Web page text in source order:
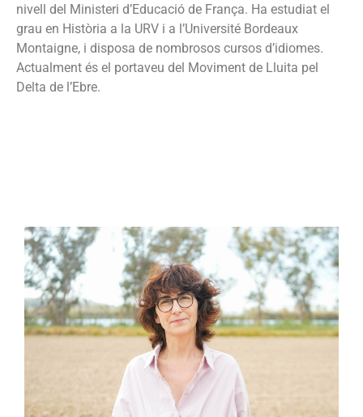
nivell del Ministeri d’Educació de França. Ha estudiat el
grau en Història a la URV i a l’Université Bordeaux
Montaigne, i disposa de nombrosos cursos d’idiomes.
Actualment és el portaveu del Moviment de Lluita pel
Delta de l’Ebre.